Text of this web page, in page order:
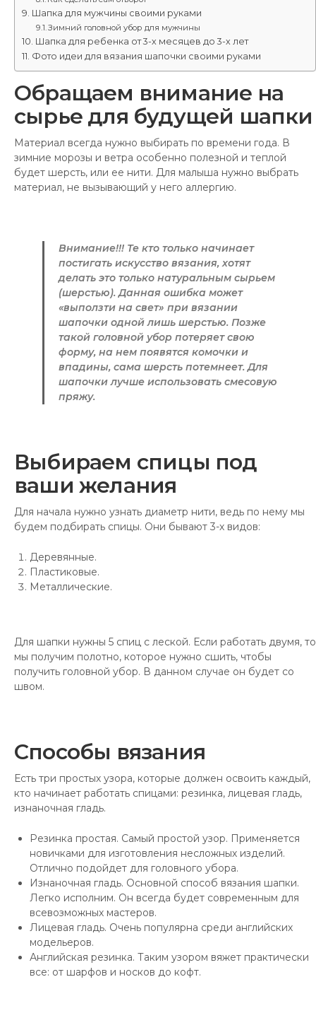
Шапка для мужчины своими руками
Зимний головной убор для мужчины
Шапка для ребенка от 3-х месяцев до 3-х лет
Фото идеи для вязания шапочки своими руками
Обращаем внимание на
сырье для будущей шапки
Материал всегда нужно выбирать по времени года. В
зимние морозы и ветра особенно полезной и теплой
будет шерсть, или ее нити. Для малыша нужно выбрать
материал, не вызывающий у него аллергию.
Внимание!!! Те кто только начинает
постигать искусство вязания, хотят
делать это только натуральным сырьем
(шерстью). Данная ошибка может
«выползти на свет» при вязании
шапочки одной лишь шерстью. Позже
такой головной убор потеряет свою
форму, на нем появятся комочки и
впадины, сама шерсть потемнеет. Для
шапочки лучше использовать смесовую
пряжу.
Выбираем спицы под
ваши желания
Для начала нужно узнать диаметр нити, ведь по нему мы
будем подбирать спицы. Они бывают 3-х видов:
Деревянные.
Пластиковые.
Металлические.
Для шапки нужны 5 спиц с леской. Если работать двумя, то
мы получим полотно, которое нужно сшить, чтобы
получить головной убор. В данном случае он будет со
швом.
Способы вязания
Есть три простых узора, которые должен освоить каждый,
кто начинает работать спицами: резинка, лицевая гладь,
изнаночная гладь.
Резинка простая. Самый простой узор. Применяется
новичками для изготовления несложных изделий.
Отлично подойдет для головного убора.
Изнаночная гладь. Основной способ вязания шапки.
Легко исполним. Он всегда будет современным для
всевозможных мастеров.
Лицевая гладь. Очень популярна среди английских
модельеров.
Английская резинка. Таким узором вяжет практически
все: от шарфов и носков до кофт.